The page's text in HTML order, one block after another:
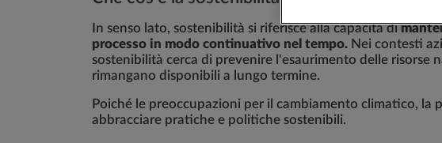
In senso lato, sostenibilità si riferisce alla capacità di
processo in modo continuativo nel tempo. Nei contesti
sostenibilità cerca di prevenire l'esaurimento delle risorse
rimangano disponibili a lungo termine.
Poiché le preoccupazioni per il cambiamento climatico,
abbracciare pratiche e politiche sostenibili.